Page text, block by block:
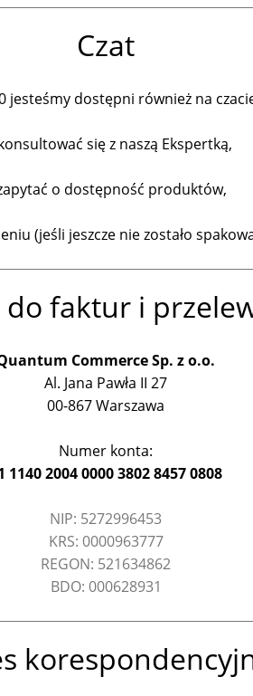
Czat
jesteśmy dostępni również na
się z naszą Ekspertką,
o dostępność produktów,
(jeśli jeszcze nie zostało
do faktur i
Commerce Sp. z o.o.
Al. Jana Pawła II 27
00-867 Warszawa
Numer konta:
1140 2004 0000 3802 8457 0808
NIP: 5272996453
KRS: 0000963777
REGON: 521634862
BDO: 000628931